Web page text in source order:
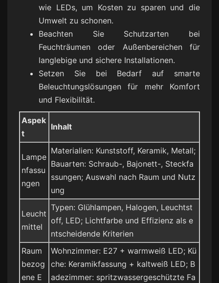
wie LEDs, um Kosten zu sparen und die
Umwelt zu schonen.
Beachten Sie Schutzarten bei
Feuchträumen oder Außenbereichen für
langlebige und sichere Installationen.
Setzen Sie bei Bedarf auf smarte
Beleuchtungslösungen für mehr Komfort
und Flexibilität.
Aspek
t
Inhalt
Lampe
nfassu
ngen
Materialien: Kunststoff, Keramik, Metall;
Bauarten: Schraub-, Bajonett-, Steckfa
ssungen; Auswahl nach Raum und Nutz
ung
Leucht
mittel
Typen: Glühlampen, Halogen, Leuchtst
off, LED; Lichtfarbe und Effizienz als e
ntscheidende Kriterien
Raum
bezog
ene E
Wohnzimmer: E27 + warmweiß LED; Kü
che: Keramikfassung + kaltweiß LED; B
adezimmer: spritzwassergeschützte Fa